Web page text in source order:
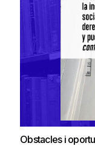
Obstacles i